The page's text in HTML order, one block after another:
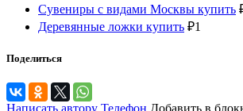
Сувениры с видами Москвы купить
Деревянные ложки купить ₽1
Поделиться
Написать автору Телефон Добавить в